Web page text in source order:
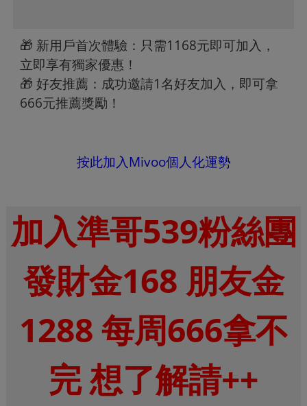
🎁 新用戶首次體驗：只需1168元即可加入，
立即享有獨家優惠！
🎁 好友推薦：成功邀請1名好友加入，即可拿
666元推薦獎勵！
按此加入Mivoo個人化運勢
加入準哥539粉絲團
發財金168 朋友金
1288 每周666拿不
完 想了解請++